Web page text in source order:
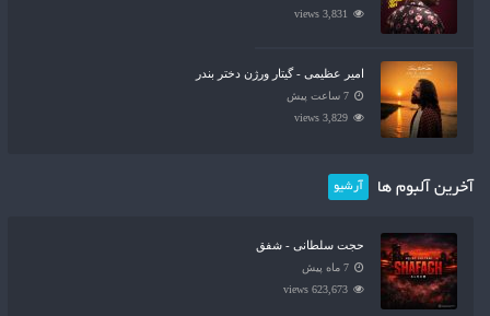
3,831 views
امیر عظیمی - گیتار ورژن دختر بندر
7 ساعت پیش
3,829 views
آخرین آلبوم ها آرشیو
حجت سلطانی - شفق
7 ماه پیش
623,673 views